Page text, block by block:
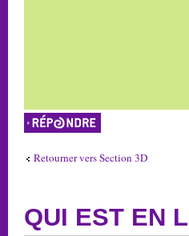
Répondre
Retourner vers Section 3D
QUI EST EN